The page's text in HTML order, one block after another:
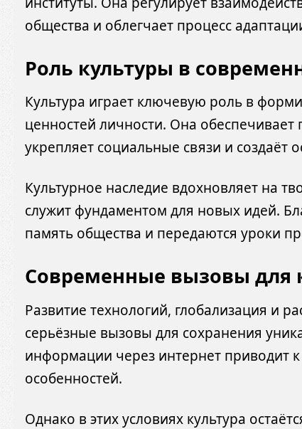
общества и облегчает процесс
Роль культуры в
Культура играет ключевую роль в
ценностей личности. Она
укрепляет социальные связи и
Культурное наследие вдохновляет на
служит фундаментом для новых идей.
память общества и передаются уроки
Современные вызовы для
Развитие технологий, глобализация и
серьёзные вызовы для сохранения
информации через интернет приводит
особенностей.
Однако в этих условиях культура